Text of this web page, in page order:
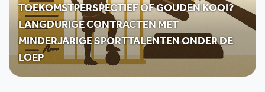
TOEKOMSTPERSPECTIEF OF GOUDEN KOOI?
LANGDURIGE CONTRACTEN MET
MINDERJARIGE SPORTTALENTEN ONDER DE
LOEP